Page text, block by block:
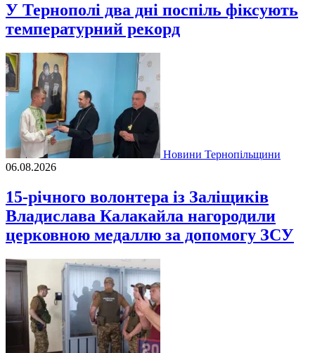
У Тернополі два дні поспіль фіксують
температурний рекорд
Новини Тернопільщини
06.08.2026
15-річного волонтера із Заліщиків
Владислава Калакайла нагородили
церковною медаллю за допомогу ЗСУ